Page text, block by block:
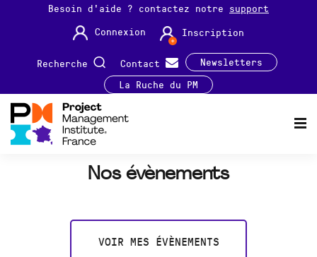
Besoin d'aide ? contactez notre support
Connexion
Inscription
Recherche Contact
Newsletters
La Ruche du PM
Nos évènements
VOIR MES ÉVÈNEMENTS